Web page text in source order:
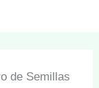
de Semillas